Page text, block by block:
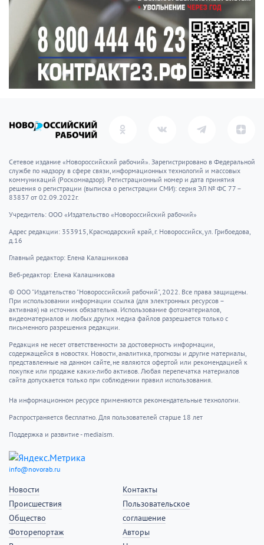
Сетевое издание «Новороссийский рабочий». Зарегистрировано в Федеральной
службе по надзору в сфере связи, информационных технологий и массовых
коммуникаций (Роскомнадзор). Регистрационный номер и дата принятия
решения о регистрации (выписка о регистрации СМИ): серия ЭЛ № ФС 77 –
83837 от 02.09.2022г.
Учредитель: ООО «Издательство «Новороссийский рабочий»
Адрес редакции: 353915, Краснодарский край, г. Новороссийск, ул. Грибоедова,
д.16
Главный редактор: Елена Калашникова
Веб-редактор: Елена Калашникова
© ООО "Издательство "Новороссийский рабочий", 2022. Все права защищены.
При использовании информации ссылка (для электронных ресурсов –
активная) на источник обязательна. Использование фотоматериалов,
видеоматериалов и любых других медиа файлов разрешается только с
письменного разрешения редакции.
Редакция не несет ответственности за достоверность информации,
содержащейся в новостях. Новости, аналитика, прогнозы и другие материалы,
представленные на данном сайте, не являются офертой или рекомендацией к
покупке или продаже каких-либо активов. Любая перепечатка материалов
сайта допускается только при соблюдении правил использования.
На информационном ресурсе применяются рекомендательные технологии.
Распространяется бесплатно. Для пользователей старше 18 лет
Поддержка и развитие - mediaism.
info@novorab.ru
Новости
Происшествия
Общество
Фоторепортаж
Контакты
Пользовательское
соглашение
Авторы